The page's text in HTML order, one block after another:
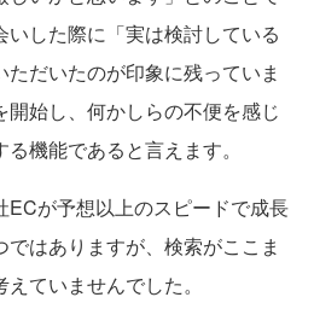
いした際に「実は検討している
だいたのが印象に残っていま
始し、何かしらの不便を感じ
機能であると言えます。
が予想以上のスピードで成長
はありますが、検索がここま
ていませんでした。